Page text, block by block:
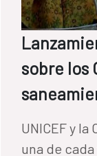
sobre los
UNICEF y
una de